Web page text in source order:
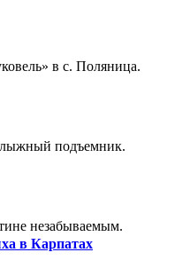
в с. Поляница.
подъемник.
незабываемым.
в Карпатах